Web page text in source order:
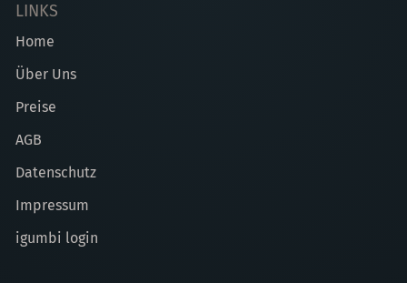
LINKS
Home
Über Uns
Preise
AGB
Datenschutz
Impressum
igumbi login